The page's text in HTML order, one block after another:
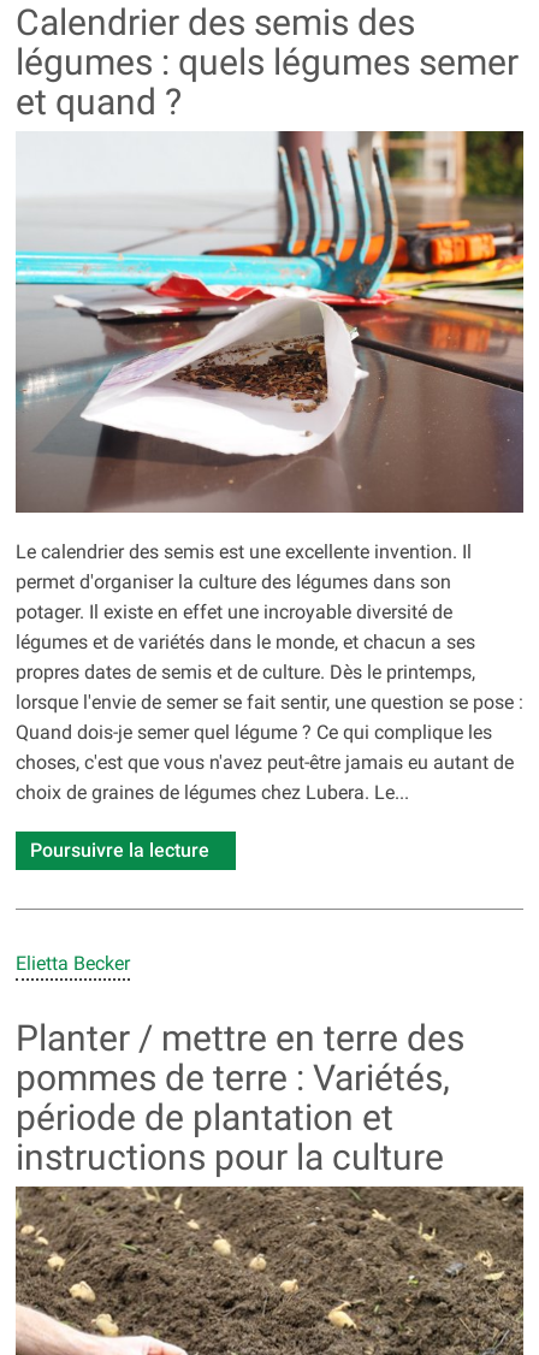
Calendrier des semis des
légumes : quels légumes semer
et quand ?
Le calendrier des semis est une excellente invention. Il
permet d'organiser la culture des légumes dans son
potager. Il existe en effet une incroyable diversité de
légumes et de variétés dans le monde, et chacun a ses
propres dates de semis et de culture. Dès le printemps,
lorsque l'envie de semer se fait sentir, une question se pose :
Quand dois-je semer quel légume ? Ce qui complique les
choses, c'est que vous n'avez peut-être jamais eu autant de
choix de graines de légumes chez Lubera. Le...
Poursuivre la lecture
Elietta Becker
Planter / mettre en terre des
pommes de terre : Variétés,
période de plantation et
instructions pour la culture